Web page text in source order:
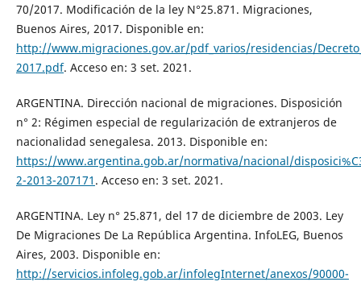
70/2017. Modificación de la ley N°25.871. Migraciones,
Buenos Aires, 2017. Disponible en:
http://www.migraciones.gov.ar/pdf_varios/residencias/
2017.pdf. Acceso en: 3 set. 2021.
ARGENTINA. Dirección nacional de migraciones. Disposición
n° 2: Régimen especial de regularización de extranjeros de
nacionalidad senegalesa. 2013. Disponible en:
https://www.argentina.gob.ar/normativa/nacional/
2-2013-207171 . Acceso en: 3 set. 2021.
ARGENTINA. Ley n° 25.871, del 17 de diciembre de 2003. Ley
De Migraciones De La República Argentina. InfoLEG, Buenos
Aires, 2003. Disponible en:
http://servicios.infoleg.gob.ar/infolegInternet/anexos/90000-